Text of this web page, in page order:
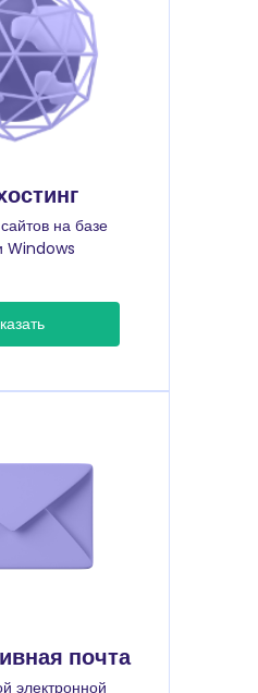
на базе
Windows
почта
электронной